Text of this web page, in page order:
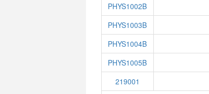
PHYS1002B
PHYS1003B
PHYS1004B
PHYS1005B
219001